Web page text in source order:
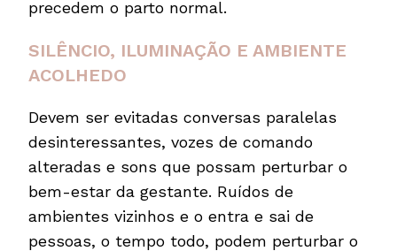
precedem o parto normal.
SILÊNCIO, ILUMINAÇÃO E AMBIENTE
ACOLHEDO
Devem ser evitadas conversas paralelas
desinteressantes, vozes de comando
alteradas e sons que possam perturbar o
bem-estar da gestante. Ruídos de
ambientes vizinhos e o entra e sai de
pessoas, o tempo todo, podem perturbar o